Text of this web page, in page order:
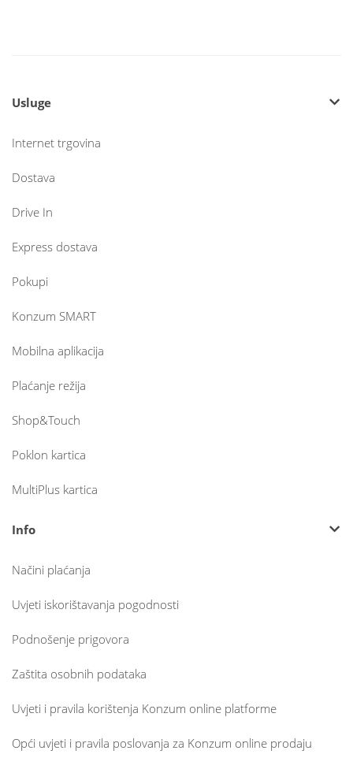
Usluge
Internet trgovina
Dostava
Drive In
Express dostava
Pokupi
Konzum SMART
Mobilna aplikacija
Plaćanje režija
Shop&Touch
Poklon kartica
MultiPlus kartica
Info
Načini plaćanja
Uvjeti iskorištavanja pogodnosti
Podnošenje prigovora
Zaštita osobnih podataka
Uvjeti i pravila korištenja Konzum online platforme
Opći uvjeti i pravila poslovanja za Konzum online prodaju